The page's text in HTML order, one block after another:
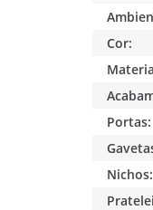
Cor:
Portas:
Nichos: